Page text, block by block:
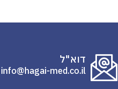
דוא"ל
info@hagai-med.co.il